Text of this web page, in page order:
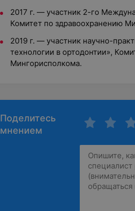
2017 г. — участник 2-го
Комитет по здравоохранению
2019 г. — участник научно-
технологии в ортодонтии»,
Мингорисполкома.
Поделитесь
мнением